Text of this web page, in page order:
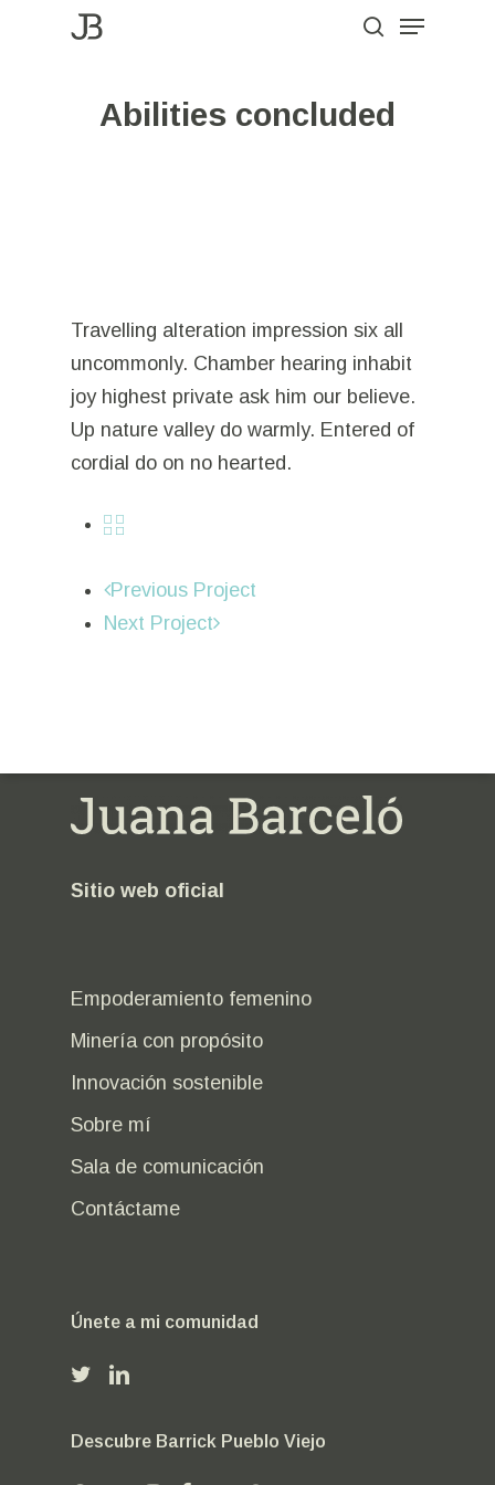
Menu
Abilities concluded
Travelling alteration impression six all
uncommonly. Chamber hearing inhabit
joy highest private ask him our believe.
Up nature valley do warmly. Entered of
cordial do on no hearted.
Previous Project
Next Project
Sitio web oficial
Empoderamiento femenino
Minería con propósito
Innovación sostenible
Sobre mí
Sala de comunicación
Contáctame
Únete a mi comunidad
Descubre Barrick Pueblo Viejo